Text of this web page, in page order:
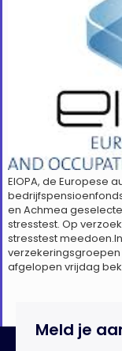
EIOPA, de Europese
en Achmea
stresstest. Op
stresstest
verzekeringsgroepen
afgelopen vrijdag
Meld je